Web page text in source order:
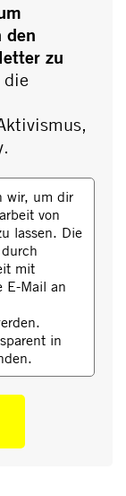
den
zu
die
wir, um dir
von
lassen. Die
mit
E-Mail an
in